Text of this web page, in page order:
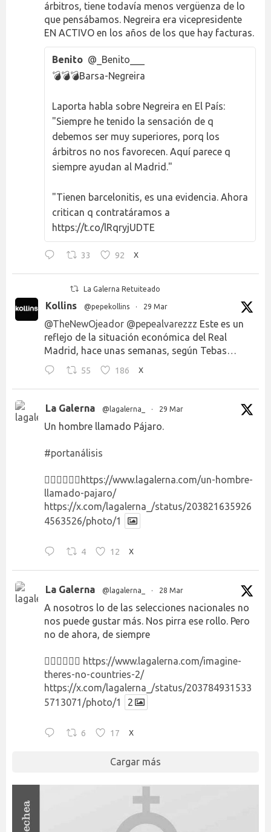
árbitros, tiene todavía menos vergüenza de lo
que pensábamos. Negreira era vicepresidente
EN ACTIVO en los años de los que hay facturas.
Benito @_Benito___
💣💣💣Barsa-Negreira
Laporta habla sobre Negreira en El País:
"Siempre he tenido la sensación de q
debemos ser muy superiores, porq los
árbitros no nos favorecen. Aquí parece q
siempre ayudan al Madrid."
"Tienen barcelonitis, es una evidencia. Ahora
critican q contratáramos a
https://t.co/lRqryjUDTE
33 92 X
La Galerna Retuiteado
Kollins @pepekollins · 29 Mar
@TheNewOjeador @pepealvarezzz Este es un
reflejo de la situación económica del Real
Madrid, hace unas semanas, según Tebas…
55 186 X
La Galerna @lagalerna_ · 29 Mar
Un hombre llamado Pájaro.
#portanálisis
👉🏻👉🏻👉🏻 https://www.lagalerna.com/un-hombre-
llamado-pajaro/
https://x.com/lagalerna_/status/203821635926
4563526/photo/1
4 12 X
La Galerna @lagalerna_ · 28 Mar
A nosotros lo de las selecciones nacionales no
nos puede gustar más. Nos pirra ese rollo. Pero
no de ahora, de siempre
👉🏻👉🏻👉🏻 https://www.lagalerna.com/imagine-
theres-no-countries-2/
https://x.com/lagalerna_/status/203784931533
5713071/photo/1
2
6 17 X
Cargar más